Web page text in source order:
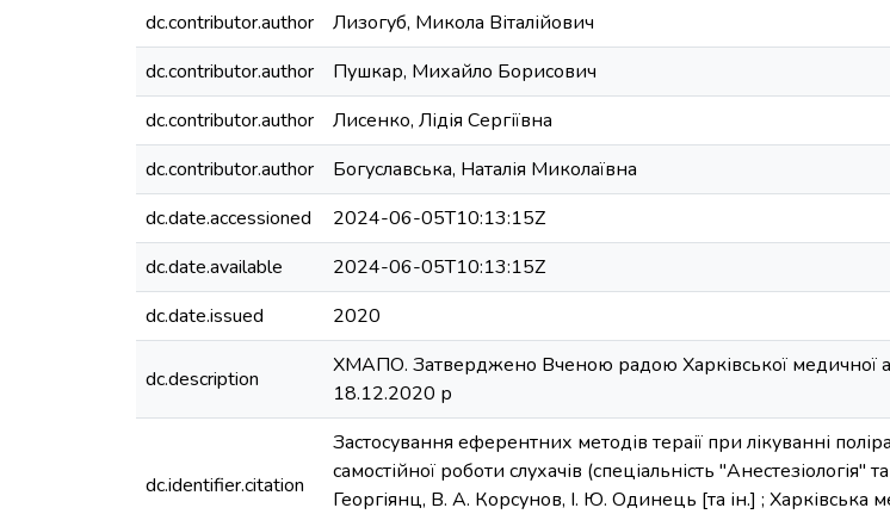
dc.contributor.author
Лизогуб, Микола Віталійович
dc.contributor.author
Пушкар, Михайло Борисович
dc.contributor.author
Лисенко, Лідія Сергіївна
dc.contributor.author
Богуславська, Наталія Миколаївна
dc.date.accessioned
2024-06-05T10:13:15Z
dc.date.available
2024-06-05T10:13:15Z
dc.date.issued
2020
dc.description
ХМАПО. Затверджено Вченою радою Харківської медичної
18.12.2020 р
dc.identifier.citation
Застосування еферентних методів тераії при лікуванні
самостійної роботи слухачів (спеціальність
Георгіянц, В. А. Корсунов, І. Ю. Одинець [та ін.] ; Харківська